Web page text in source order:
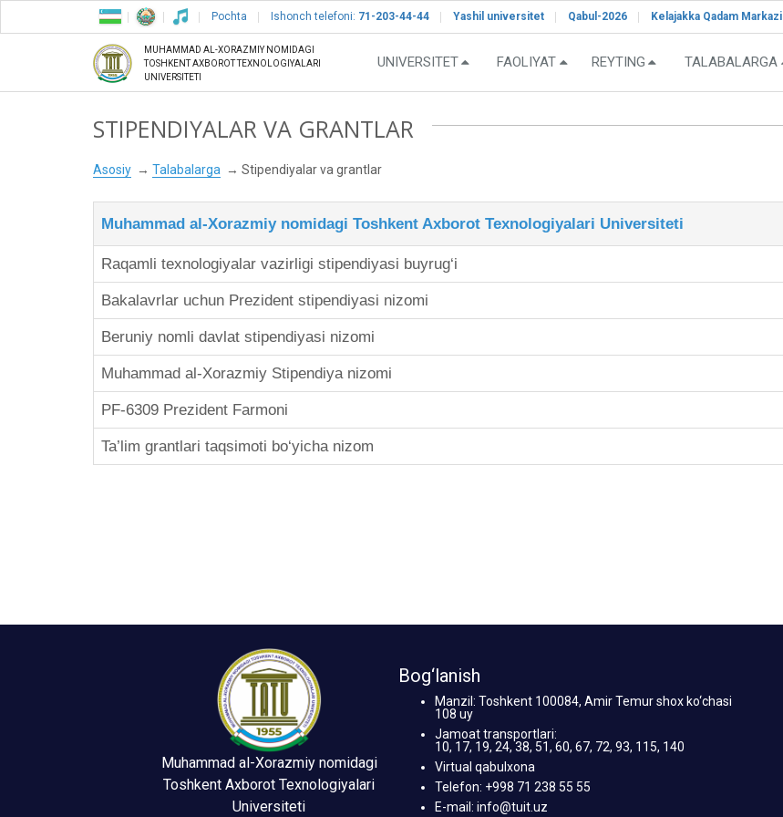
Pochta Ishonch telefoni: 71-203-44-44 Yashil universitet Qabul-2026 Kelajakka Qadam Markazi
MUHAMMAD AL-XORAZMIY NOMIDAGI
TOSHKENT AXBOROT TEXNOLOGIYALARI
UNIVERSITETI
UNIVERSITET FAOLIYAT REYTING TALABALARGA
STIPENDIYALAR VA GRANTLAR
Asosiy Talabalarga Stipendiyalar va grantlar
Muhammad al-Xorazmiy nomidagi Toshkent Axborot Texnologiyalari Universiteti
Raqamli texnologiyalar vazirligi stipendiyasi buyrug‘i
Bakalavrlar uchun Prezident stipendiyasi nizomi
Beruniy nomli davlat stipendiyasi nizomi
Muhammad al-Xorazmiy Stipendiya nizomi
PF-6309 Prezident Farmoni
Ta’lim grantlari taqsimoti bo‘yicha nizom
Muhammad al-Xorazmiy nomidagi
Toshkent Axborot Texnologiyalari
Universiteti
Bog‘lanish
Manzil: Toshkent 100084, Amir Temur shox ko‘chasi
108 uy
Jamoat transportlari:
10, 17, 19, 24, 38, 51, 60, 67, 72, 93, 115, 140
Virtual qabulxona
Telefon: +998 71 238 55 55
E-mail: info@tuit.uz